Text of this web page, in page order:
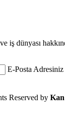
iş dünyası
E-Posta Adresiniz
Reserved by